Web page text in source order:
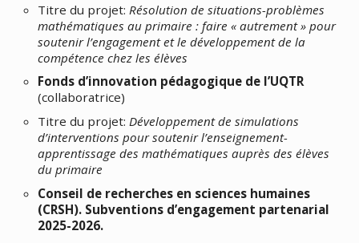
Titre du projet: Résolution de situations-problèmes
mathématiques au primaire : faire « autrement » pour
soutenir l’engagement et le développement de la
compétence chez les élèves
Fonds d’innovation pédagogique de l’UQTR
(collaboratrice)
Titre du projet: Développement de simulations
d’interventions pour soutenir l’enseignement-
apprentissage des mathématiques auprès des élèves
du primaire
Conseil de recherches en sciences humaines
(CRSH). Subventions d’engagement partenarial
2025-2026.